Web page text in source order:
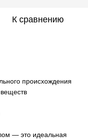
К сравнению
происхождения
— это идеальная